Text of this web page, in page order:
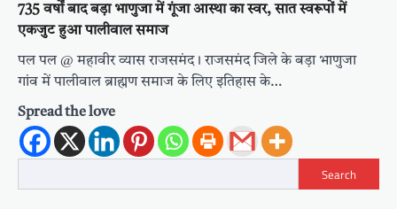
735 वर्षों बाद बड़ा भाणुजा में गूंजा आस्था का स्वर, सात स्वरूपों में
एकजुट हुआ पालीवाल समाज
पल पल @ महावीर व्यास राजसमंद। राजसमंद जिले के बड़ा भाणुजा
गांव में पालीवाल ब्राह्मण समाज के लिए इतिहास के…
Spread the love
Search